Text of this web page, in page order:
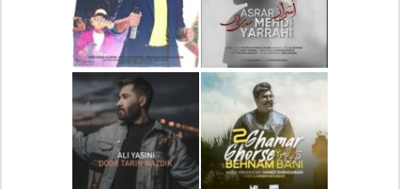
دانلود آهنگ جدید مهدی
یراحی بنام اسرار
دانلود آهنگ جدید فرزاد
فرزین بنام آتیش